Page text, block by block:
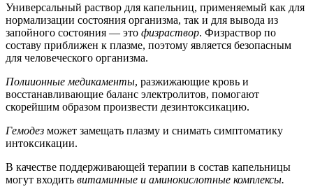
Универсальный раствор для капельниц, применяемый как для
нормализации состояния организма, так и для вывода из
запойного состояния — это физраствор. Физраствор по
составу приближен к плазме, поэтому является безопасным
для человеческого организма.
Полиионные медикаменты, разжижающие кровь и
восстанавливающие баланс электролитов, помогают
скорейшим образом произвести дезинтоксикацию.
Гемодез может замещать плазму и снимать симптоматику
интоксикации.
В качестве поддерживающей терапии в состав капельницы
могут входить витаминные и аминокислотные комплексы.